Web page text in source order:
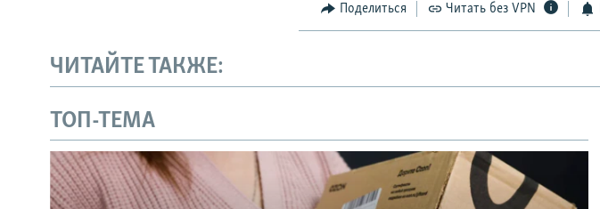
Поделиться Читать без VPN
ЧИТАЙТЕ ТАКЖЕ:
ТОП-ТЕМА